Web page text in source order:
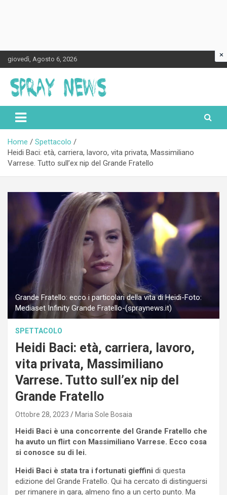
Skip
to
content
giovedì, Agosto 6, 2026
Spraynews.it
Home
Spettacolo
Heidi Baci: età, carriera, lavoro, vita privata, Massimiliano
Varrese. Tutto sull’ex nip del Grande Fratello
Grande Fratello: ecco i particolari della vita di Heidi-Foto:
Mediaset Infinity Grande Fratello-(spraynews.it)
SPETTACOLO
Heidi Baci: età, carriera, lavoro,
vita privata, Massimiliano
Varrese. Tutto sull’ex nip del
Grande Fratello
Ottobre 28, 2023 Maria Sole Bosaia
Heidi Baci è una concorrente del Grande Fratello che
ha avuto un flirt con Massimiliano Varrese. Ecco cosa
si conosce su di lei.
Heidi Baci è stata tra i fortunati gieffini di questa
edizione del Grande Fratello. Qui ha cercato di distinguersi
per rimanere in gara, almeno fino a un certo punto. Ma
×